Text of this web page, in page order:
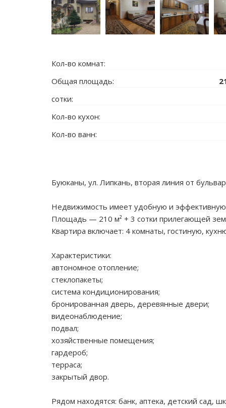
Кол-во комнат:
Общая площадь:
сотки:
Кол-во кухон:
Кол-во ванн:
Буюканы, ул. Липкань, вторая линия от
Недвижимость имеет удобную и
Площадь — 210 м² + 3 сотки прилегающей
Квартира включает: 4 комнаты, гостиную,
Характеристики:
автономное отопление;
стеклопакеты;
система кондиционирования;
бронированная дверь, деревянные двери;
видеонаблюдение;
подвал;
хозяйственные помещения;
гардероб;
терраса;
закрытый двор.
Рядом находятся: банк, аптека, детский сад,